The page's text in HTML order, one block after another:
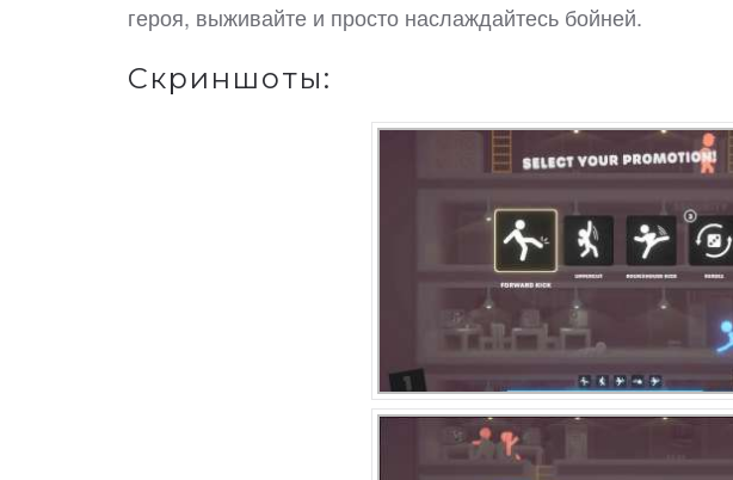
героя, выживайте и просто наслаждайтесь бойней.
Скриншоты: